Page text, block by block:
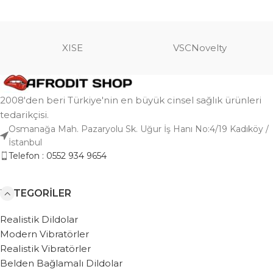
XISE VSCNovelty
2008'den beri Türkiye'nin en büyük cinsel sağlık ürünleri
tedarikçisi.
Osmanağa Mah. Pazaryolu Sk. Uğur İş Hanı No:4/19 Kadıköy /
İstanbul
Telefon : 0552 934 9654
KATEGORILER
Realistik Dildolar
Modern Vibratörler
Realistik Vibratörler
Belden Bağlamalı Dildolar